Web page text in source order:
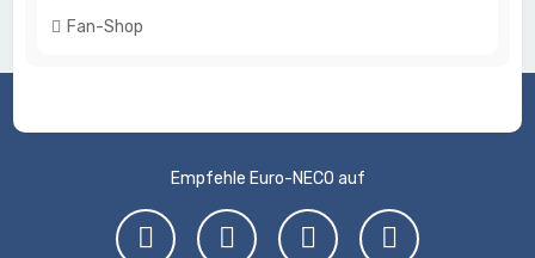
Fan-Shop
Empfehle Euro-NECO auf